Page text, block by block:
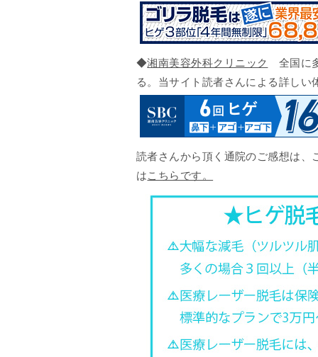
◆湘南美容外科クリニック
全国に
る。当サイト読者さんによる詳しい
読者さんから頂く通院のご感想は、
はこちらです。